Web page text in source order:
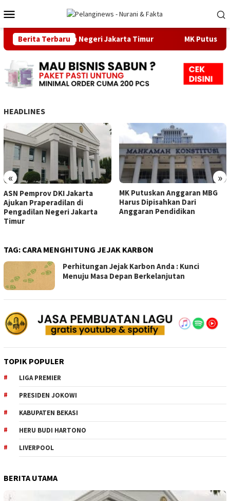
ke
kontenMobile
Berita Terbaru
di Pengadilan Negeri Jakarta Timur MK Putuskan
HEADLINES
« »
ASN Pemprov DKI Jakarta
Ajukan Praperadilan di
Pengadilan Negeri Jakarta
Timur
MK Putuskan Anggaran MBG
Harus Dipisahkan Dari
Anggaran Pendidikan
TAG: CARA MENGHITUNG JEJAK KARBON
Perhitungan Jejak Karbon Anda : Kunci
Menuju Masa Depan Berkelanjutan
TOPIK POPULER
LIGA PREMIER
PRESIDEN JOKOWI
KABUPATEN BEKASI
HERU BUDI HARTONO
LIVERPOOL
BERITA UTAMA